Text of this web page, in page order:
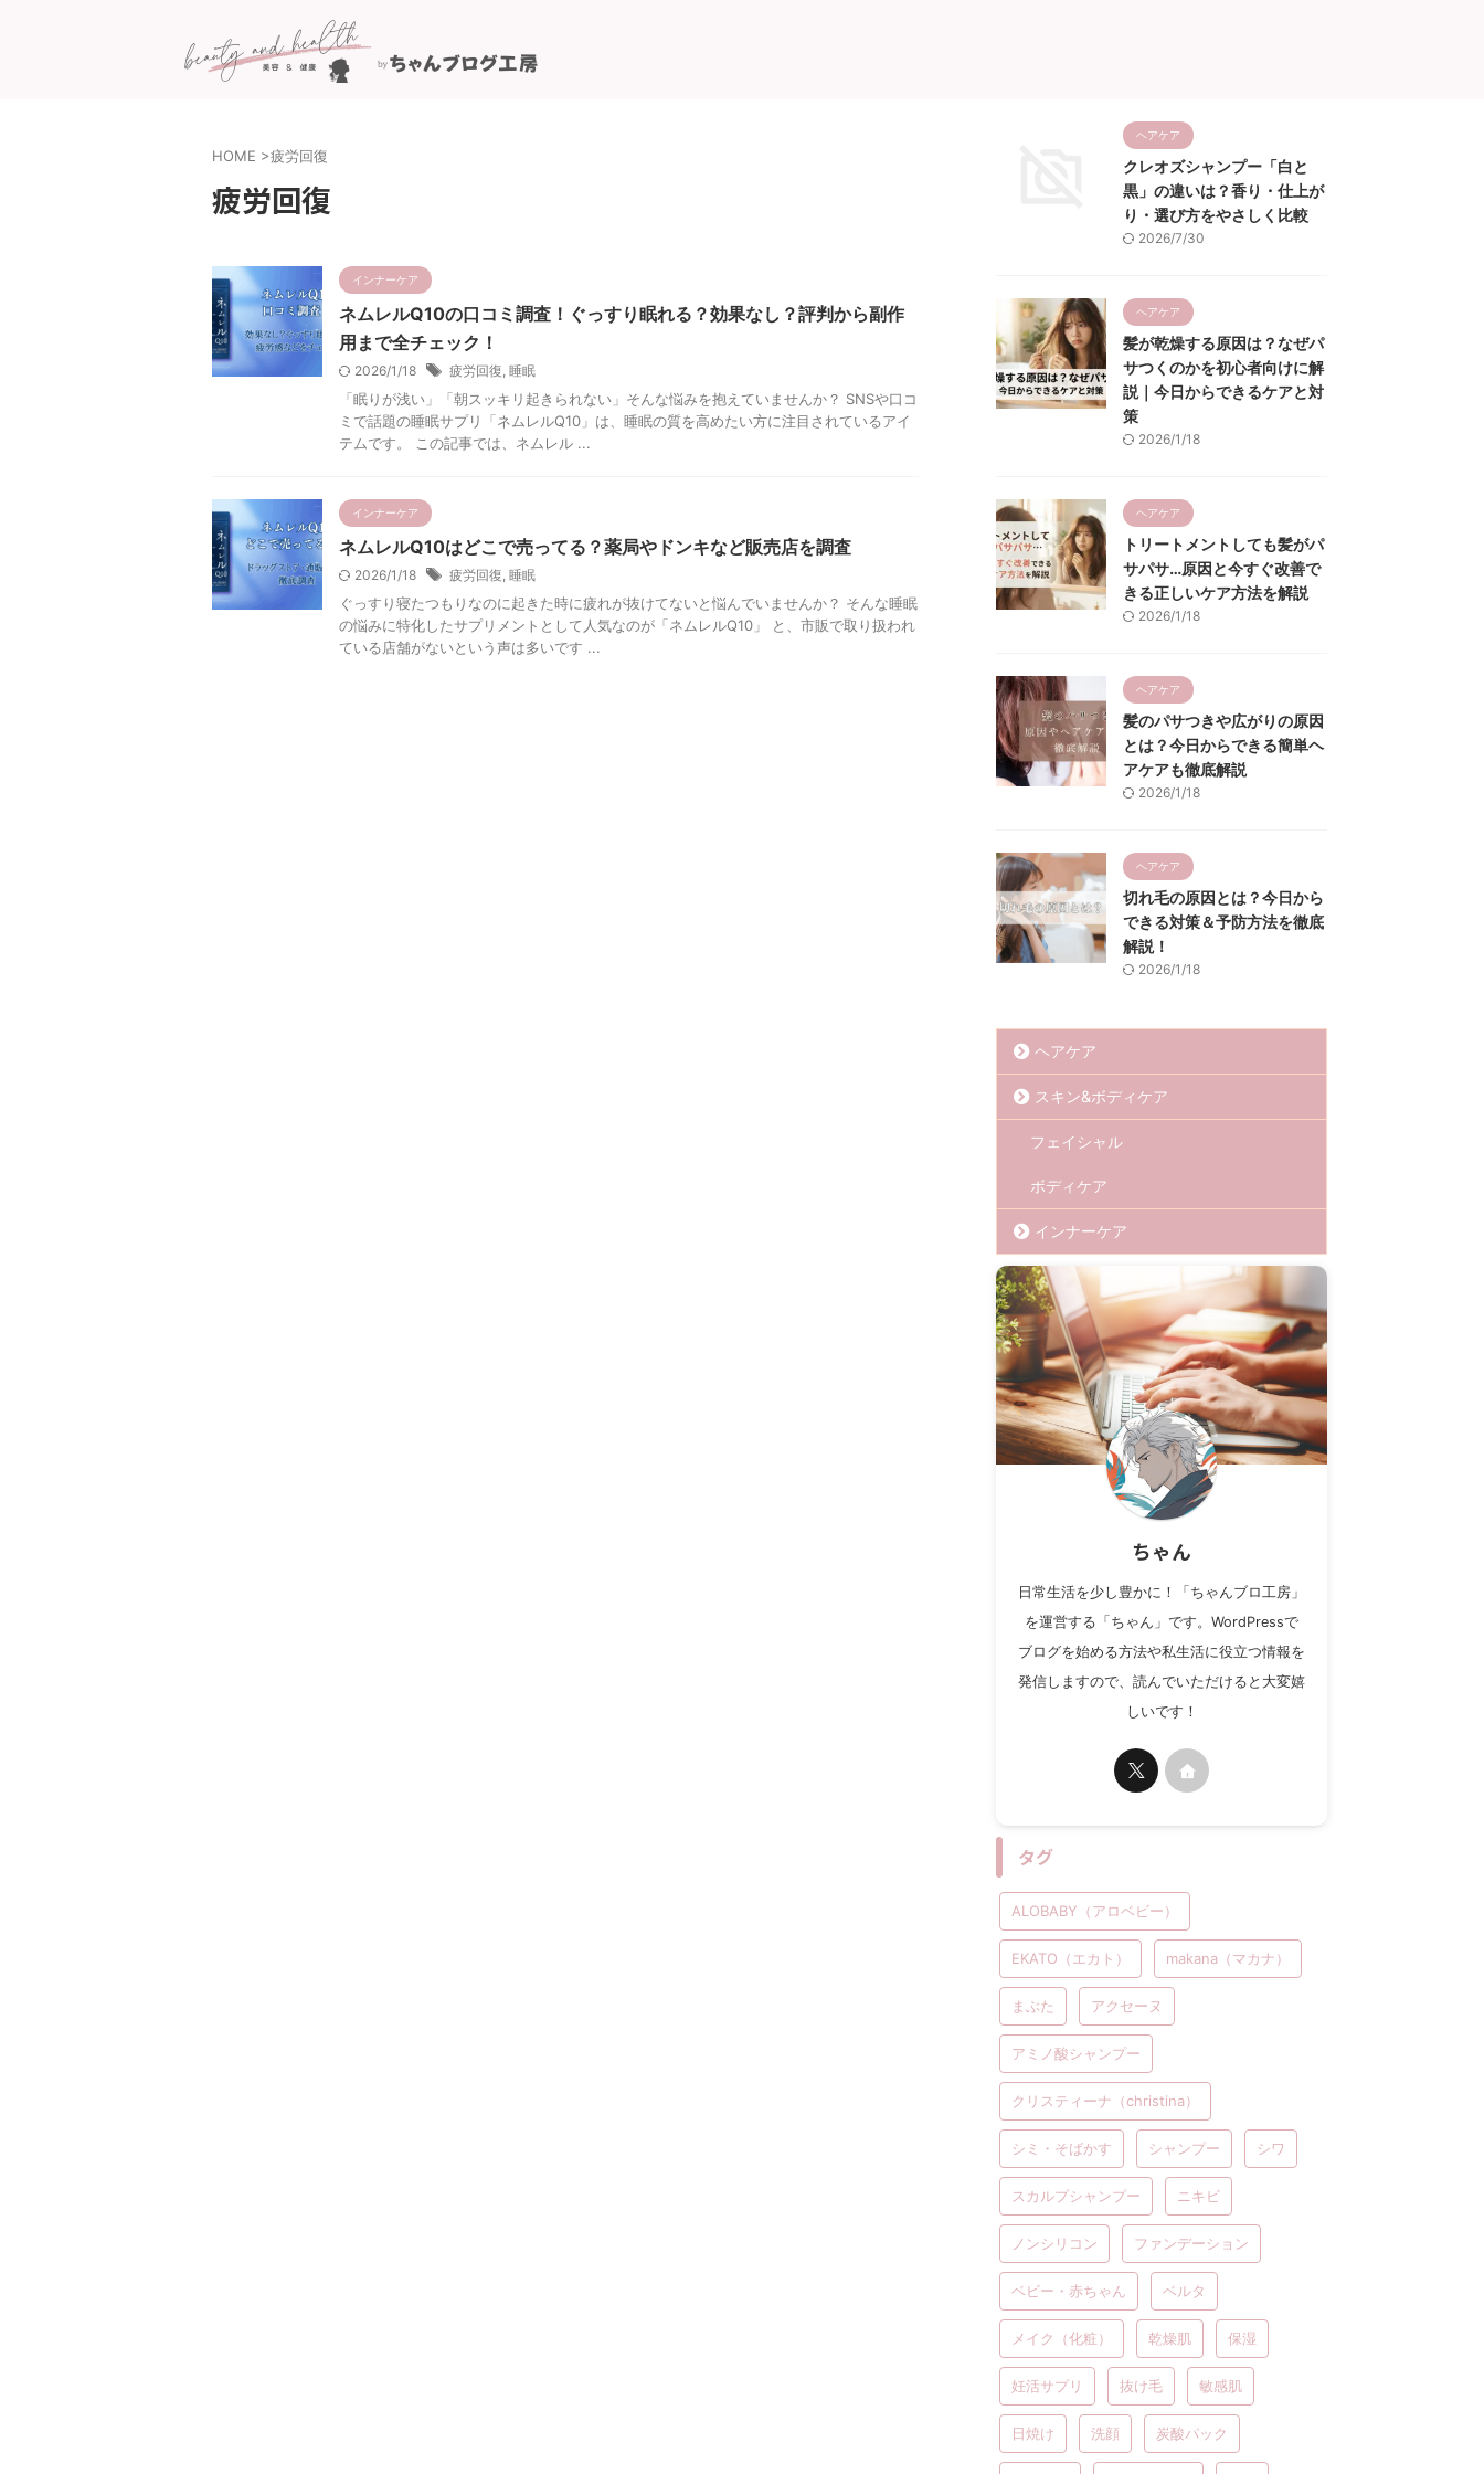
HOME >疲労回復
疲労回復
インナーケア
ネムレルQ10の口コミ調査！ぐっすり眠れる？効果なし？評判から副作
用まで全チェック！
2026/1/18 疲労回復, 睡眠
「眠りが浅い」「朝スッキリ起きられない」そんな悩みを抱えていませんか？ SNSや口コ
ミで話題の睡眠サプリ「ネムレルQ10」は、睡眠の質を高めたい方に注目されているアイ
テムです。 この記事では、ネムレル ...
インナーケア
ネムレルQ10はどこで売ってる？薬局やドンキなど販売店を調査
2026/1/18 疲労回復, 睡眠
ぐっすり寝たつもりなのに起きた時に疲れが抜けてないと悩んでいませんか？ そんな睡眠
の悩みに特化したサプリメントとして人気なのが「ネムレルQ10」 と、市販で取り扱われ
ている店舗がないという声は多いです ...
ヘアケア
クレオズシャンプー「白と
黒」の違いは？香り・仕上が
り・選び方をやさしく比較
2026/7/30
ヘアケア
髪が乾燥する原因は？なぜパ
サつくのかを初心者向けに解
説｜今日からできるケアと対
策
2026/1/18
ヘアケア
トリートメントしても髪がパ
サパサ…原因と今すぐ改善で
きる正しいケア方法を解説
2026/1/18
ヘアケア
髪のパサつきや広がりの原因
とは？今日からできる簡単ヘ
アケアも徹底解説
2026/1/18
ヘアケア
切れ毛の原因とは？今日から
できる対策＆予防方法を徹底
解説！
2026/1/18
ヘアケア
スキン&ボディケア
フェイシャル
ボディケア
インナーケア
ちゃん
日常生活を少し豊かに！「ちゃんブロ工房」
を運営する「ちゃん」です。WordPressで
ブログを始める方法や私生活に役立つ情報を
発信しますので、読んでいただけると大変嬉
しいです！
タグ
ALOBABY（アロベビー）
EKATO（エカト） makana（マカナ）
まぶた アクセーヌ
アミノ酸シャンプー
クリスティーナ（christina）
シミ・そばかす シャンプー シワ
スカルプシャンプー ニキビ
ノンシリコン ファンデーション
ベビー・赤ちゃん ベルタ
メイク（化粧） 乾燥肌 保湿
妊活サプリ 抜け毛 敏感肌
日焼け 洗顔 炭酸パック